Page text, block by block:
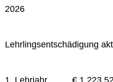
2026
Lehrlingsentschädigung
1. Lehrjahr €